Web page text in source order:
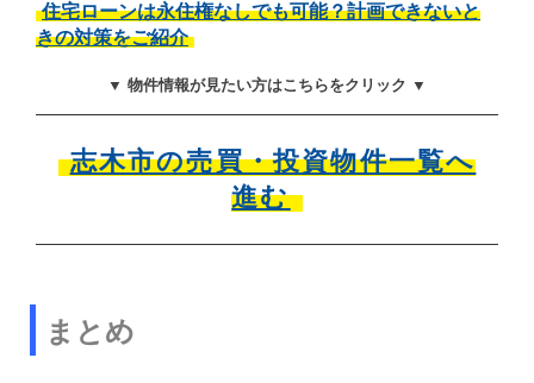
住宅ローンは永住権なしでも可能？計画できないと
きの対策をご紹介
▼ 物件情報が見たい方はこちらをクリック ▼
志木市の売買・投資物件一覧へ
進む
まとめ